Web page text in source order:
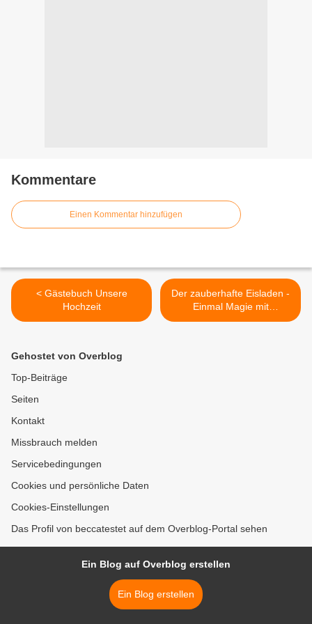
Kommentare
Einen Kommentar hinzufügen
< Gästebuch Unsere
Hochzeit
Der zauberhafte Eisladen -
Einmal Magie mit
Schokosoße >
Gehostet von Overblog
Top-Beiträge
Seiten
Kontakt
Missbrauch melden
Servicebedingungen
Cookies und persönliche Daten
Cookies-Einstellungen
Das Profil von beccatestet auf dem Overblog-Portal sehen
Ein Blog auf Overblog erstellen
Ein Blog erstellen